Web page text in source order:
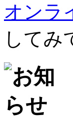
オンラ
してみ